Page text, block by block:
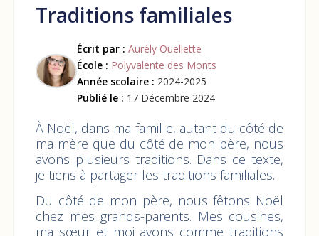
Traditions familiales
Écrit par : Aurély Ouellette
École : Polyvalente des Monts
Année scolaire : 2024-2025
Publié le : 17 Décembre 2024
À Noël, dans ma famille, autant du côté de
ma mère que du côté de mon père, nous
avons plusieurs traditions. Dans ce texte,
je tiens à partager les traditions familiales.
Du côté de mon père, nous fêtons Noël
chez mes grands-parents. Mes cousines,
ma sœur et moi avons comme traditions